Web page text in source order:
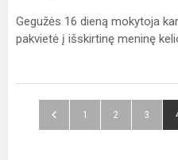
Gegužės 16 dieną mokytoja
pakvietė į išskirtinę meninę
1 2 3